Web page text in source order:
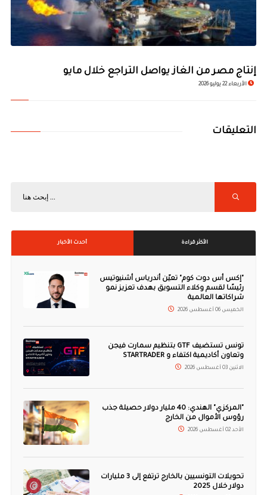
إنتاج مصر من الغاز يواصل التراجع خلال مايو
الأربعاء 22 يوليو 2026
التعليقات
الأكثر قراءة أحدث الأخبار
"إكس أس دوت كوم" تعيّن أندرياس أشنيوتيس
رئيسًا لقسم وكلاء التسويق بهدف تعزيز نمو
شراكاتها العالمية
الخميس 06 أغسطس 2026
تونس تستضيف GTF بتنظيم سمارت فيجن
وتعاون أكاديمية اكتفاء و STARTRADER
الاثنين 03 أغسطس 2026
"المركزي" الهندي: 40 مليار دولار حصيلة جذب
رؤوس الأموال من الخارج
الأحد 02 أغسطس 2026
تحويلات التونسيين بالخارج ترتفع إلى 3 مليارات
دولار خلال 2025